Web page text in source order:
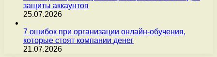
защиты аккаунтов
25.07.2026
7 ошибок при организации онлайн-обучения,
которые стоят компании денег
21.07.2026